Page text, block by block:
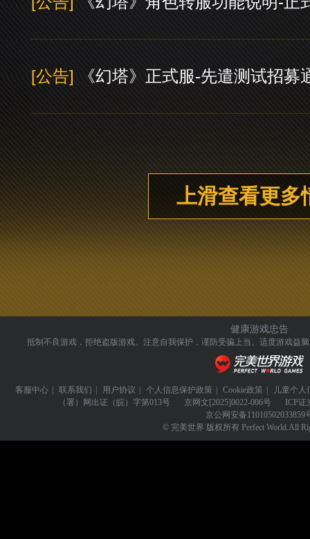
[公告] 《幻塔》正式服-先遣测试招募
上滑查看更多
健康游戏忠告
抵制不良游戏，拒绝盗版游戏。注意自我保护，谨防受骗上当。 适度游戏益
客服中心 联系我们 用户协议 个人信息保护政策 Cookie政策
儿童个人
（署）网出证（皖）字第013号
京网文 [2025]0022-006号 ICP证
京公网安备11010502033859
© 完美世界 版权所有 Perfect World.All